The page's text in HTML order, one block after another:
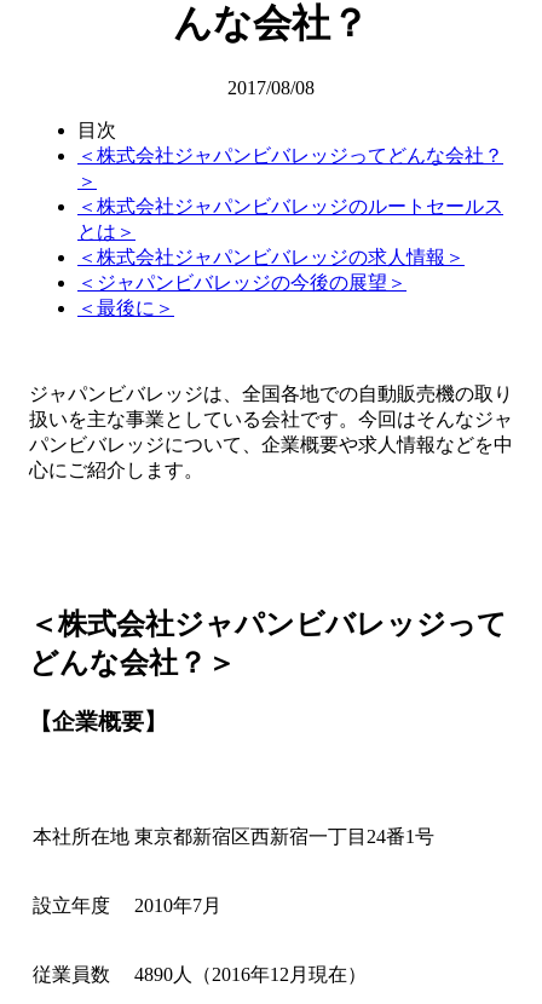
んな会社？
2017/08/08
目次
＜株式会社ジャパンビバレッジってどんな会社？
＞
＜株式会社ジャパンビバレッジのルートセールス
とは＞
＜株式会社ジャパンビバレッジの求人情報＞
＜ジャパンビバレッジの今後の展望＞
＜最後に＞
ジャパンビバレッジは、全国各地での自動販売機の取り
扱いを主な事業としている会社です。今回はそんなジャ
パンビバレッジについて、企業概要や求人情報などを中
心にご紹介します。
＜株式会社ジャパンビバレッジって
どんな会社？＞
【企業概要】
本社所在地 東京都新宿区西新宿一丁目24番1号
設立年度 2010年7月
従業員数 4890人（2016年12月現在）